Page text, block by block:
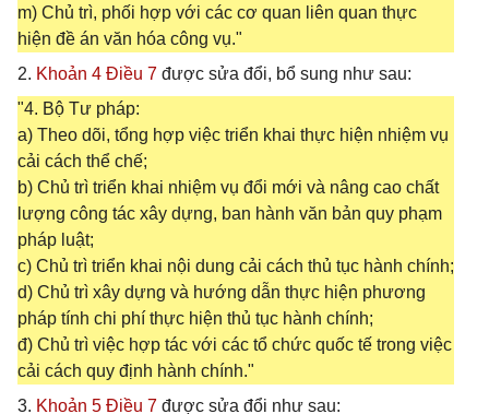
m) Chủ trì, phối hợp với các cơ quan liên quan thực
hiện đề án văn hóa công vụ."
2. Khoản 4 Điều 7 được sửa đổi, bổ sung như sau:
"4. Bộ Tư pháp:
a) Theo dõi, tổng hợp việc triển khai thực hiện nhiệm vụ
cải cách thể chế;
b) Chủ trì triển khai nhiệm vụ đổi mới và nâng cao chất
lượng công tác xây dựng, ban hành văn bản quy phạm
pháp luật;
c) Chủ trì triển khai nội dung cải cách thủ tục hành chính;
d) Chủ trì xây dựng và hướng dẫn thực hiện phương
pháp tính chi phí thực hiện thủ tục hành chính;
đ) Chủ trì việc hợp tác với các tổ chức quốc tế trong việc
cải cách quy định hành chính."
3. Khoản 5 Điều 7 được sửa đổi như sau: